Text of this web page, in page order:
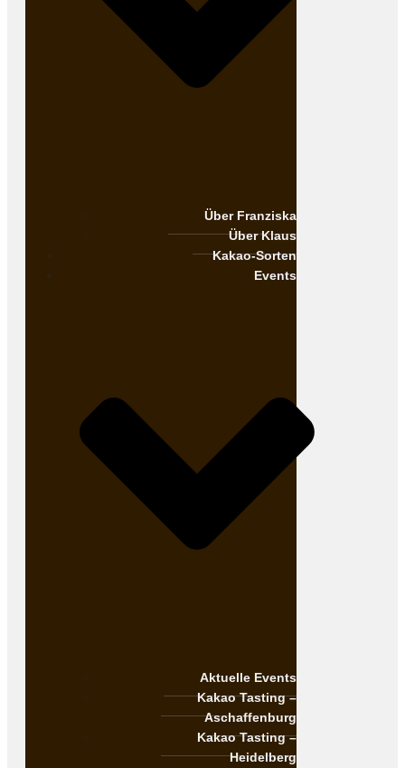
Über Franziska
Über Klaus
Kakao-Sorten
Events
Aktuelle Events
Kakao Tasting –
Aschaffenburg
Kakao Tasting –
Heidelberg